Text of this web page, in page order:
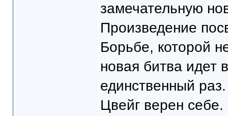
замечательную
Произведение
Борьбе, которой
новая битва идет
единственный раз.
Цвейг верен себе.